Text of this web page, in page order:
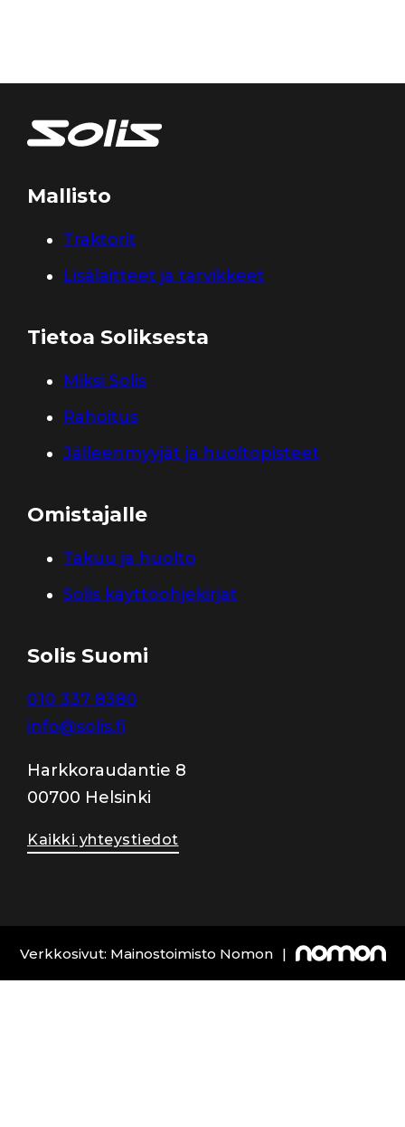
Mallisto
Traktorit
Lisälaitteet ja tarvikkeet
Tietoa Soliksesta
Miksi Solis
Rahoitus
Jälleenmyyjät ja huoltopisteet
Omistajalle
Takuu ja huolto
Solis käyttöohjekirjat
Solis Suomi
010 337 8380
info@solis.fi
Harkkoraudantie 8
00700 Helsinki
Kaikki yhteystiedot
Verkkosivut: Mainostoimisto Nomon |